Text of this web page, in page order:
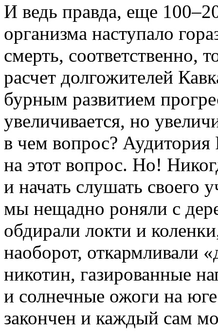
И ведь правда, еще
организма наступало
смерть, соответственно,
расчет долгожителей
бурным развитием
увеличивается, но
в чем вопрос? Аудитория
на этот вопрос. Но!
и начать слушать своего
мы нещадно роняли с
обдирали локти и
наоборот, откармливали
никотин, газированные
и солнечные ожоги на
закончен и каждый сам